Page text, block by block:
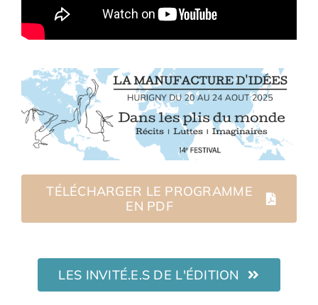
Adhésions
Contact
TÉLÉCHARGER LE PROGRAMME
EN PDF
LES INVITÉ.E.S DE L'ÉDITION